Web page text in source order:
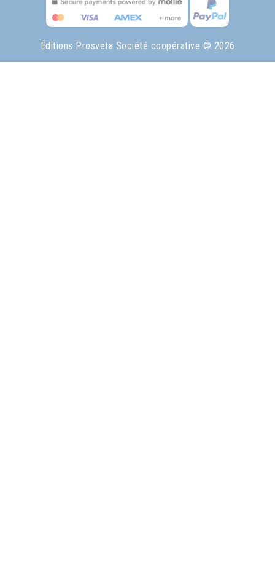
Éditions Prosveta Société coopérative © 2026